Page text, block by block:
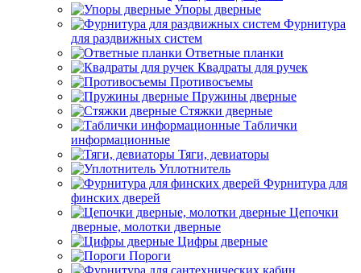
Упоры дверные
Фурнитура
для раздвижных систем
Ответные планки
Квадраты для ручек
Противосъемы
Пружины дверные
Стяжки дверные
Таблички
информационные
Тяги, девиаторы
Уплотнитель
Фурнитура для
финских дверей
Цепочки
дверные, молотки дверные
Цифры дверные
Пороги